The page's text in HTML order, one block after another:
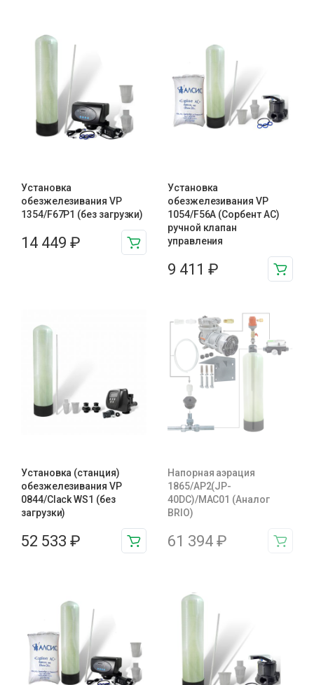
Установка
обезжелезивания VP
1354/F67P1 (без загрузки)
14 449 ₽
Установка
обезжелезивания VP
1054/F56A (Сорбент АС)
ручной клапан
управления
9 411 ₽
Установка (станция)
обезжелезивания VP
0844/Clack WS1 (без
загрузки)
52 533 ₽
Напорная аэрация
1865/AP2(JP-
40DC)/MAC01 (Аналог
BRIO)
61 394 ₽